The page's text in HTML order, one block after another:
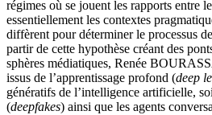
régimes où se jouent les rapports entre
essentiellement les contextes
diffèrent pour déterminer le processus
partir de cette hypothèse créant des
sphères médiatiques, Renée
issus de l’apprentissage profond (deep
génératifs de l’intelligence artificielle,
(deepfakes) ainsi que les agents